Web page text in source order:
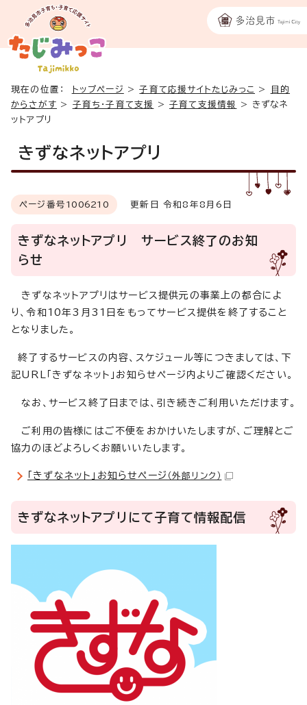
現在の位置： トップページ >子育て応援サイトたじみっこ >
目的
からさがす > 子育ち・子育て支援 >子育て支援情報 > きずなネ
ットアプリ
きずなネットアプリ
ページ番号 1006210 更新日 令和8年8月6日
きずなネットアプリ サービス終了のお知
らせ
きずなネットアプリはサービス提供元の事業上の都合によ
り、令和10年3月31日をもってサービス提供を終了すること
となりました。
終了するサービスの内容、スケジュール等につきましては、下
記URL「きずなネット」お知らせページ内よりご確認ください。
なお、サービス終了日までは、引き続きご利用いただけます。
ご利用の皆様にはご不便をおかけいたしますが、ご理解とご
協力のほどよろしくお願いいたします。
「きずなネット」お知らせページ （外部リンク）
きずなネットアプリにて子育て情報配信